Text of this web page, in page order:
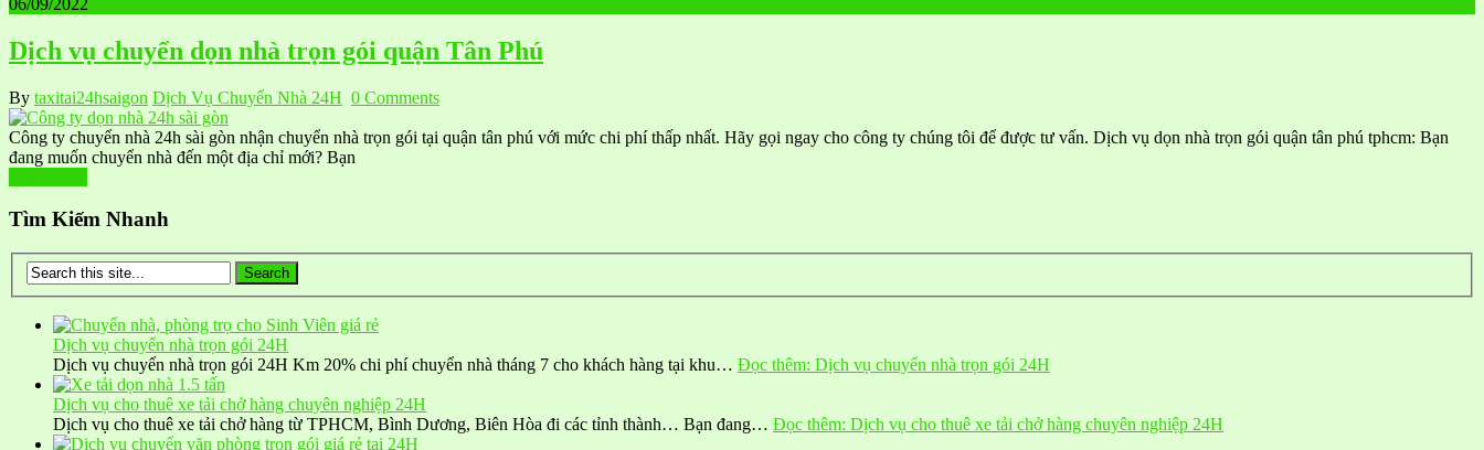
Dịch vụ chuyển dọn nhà trọn gói quận Tân Phú
By taxitai24hsaigon Dịch Vụ Chuyển Nhà 24H 0 Comments
Công ty chuyển nhà 24h sài gòn nhận chuyển nhà trọn gói tại quận tân phú với mức chi phí thấp nhất. Hãy gọi ngay cho công ty chúng tôi để được tư vấn. Dịch vụ dọn nhà trọn gói quận tân phú tphcm: Bạn
đang muốn chuyển nhà đến một địa chỉ mới? Bạn
Tìm Kiếm Nhanh
Dịch vụ chuyển nhà trọn gói 24H
Dịch vụ chuyển nhà trọn gói 24H Km 20% chi phí chuyển nhà tháng 7 cho khách hàng tại khu… Đọc thêm: Dịch vụ chuyển nhà trọn gói 24H
Dịch vụ cho thuê xe tải chở hàng chuyên nghiệp 24H
Dịch vụ cho thuê xe tải chở hàng từ TPHCM, Bình Dương, Biên Hòa đi các tỉnh thành… Bạn đang… Đọc thêm: Dịch vụ cho thuê xe tải chở hàng chuyên nghiệp 24H